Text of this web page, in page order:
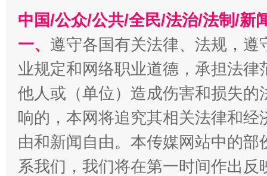
千年窑火 生生不息 一
中国/公众/公共/全民/法治/法制/新
一、 遵守各国有关法律、法规，
业规定和网络职业道德，承担法
他人或（单位）造成伤害和损失
响的，本网将追究其相关法律和
由和新闻自由。本传媒网站中的
系我们，我们将在第一时间作出